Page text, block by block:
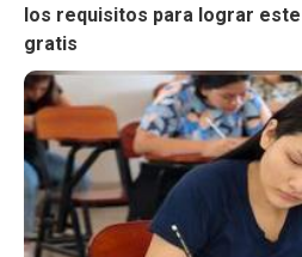
los requisitos para lograr
gratis